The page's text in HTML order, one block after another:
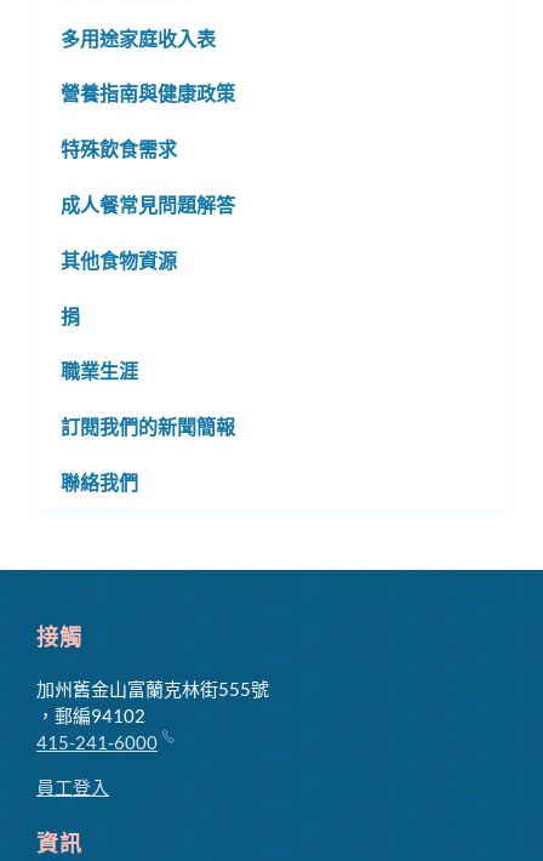
多用途家庭收入表
營養指南與健康政策
特殊飲食需求
成人餐常見問題解答
其他食物資源
捐
職業生涯
訂閱我們的新聞簡報
聯絡我們
接觸
加州舊金山富蘭克林街555號
，郵編94102
415-241-6000
員工登入
資訊